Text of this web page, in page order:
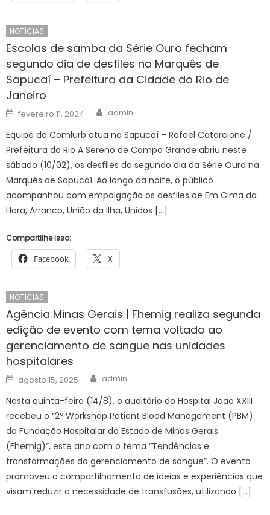
NOTÍCIAS
Escolas de samba da Série Ouro fecham
segundo dia de desfiles na Marquês de
Sapucaí – Prefeitura da Cidade do Rio de
Janeiro
Posted
on
fevereiro 11, 2024 Author
admin
Equipe da Comlurb atua na Sapucaí – Rafael Catarcione /
Prefeitura do Rio A Sereno de Campo Grande abriu neste
sábado (10/02), os desfiles do segundo dia da Série Ouro na
Marquês de Sapucaí. Ao longo da noite, o público
acompanhou com empolgação os desfiles de Em Cima da
Hora, Arranco, União da Ilha, Unidos […]
Compartilhe isso:
Facebook X
NOTÍCIAS
Agência Minas Gerais | Fhemig realiza segunda
edição de evento com tema voltado ao
gerenciamento de sangue nas unidades
hospitalares
Posted
on
agosto 15, 2025 Author
admin
Nesta quinta-feira (14/8), o auditório do Hospital João XXIII
recebeu o “2º Workshop Patient Blood Management (PBM)
da Fundação Hospitalar do Estado de Minas Gerais
(Fhemig)”, este ano com o tema “Tendências e
transformações do gerenciamento de sangue”. O evento
promoveu o compartilhamento de ideias e experiências que
visam reduzir a necessidade de transfusões, utilizando […]